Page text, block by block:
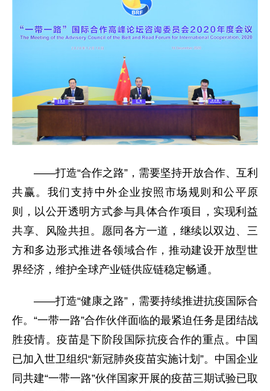
——打造“合作之路”，需要坚持开放合作、互利
共赢。我们支持中外企业按照市场规则和公平原
则，以公开透明方式参与具体合作项目，实现利益
共享、风险共担。愿同各方一道，继续以双边、三
方和多边形式推进各领域合作，推动建设开放型世
界经济，维护全球产业链供应链稳定畅通。
——打造“健康之路”，需要持续推进抗疫国际合
作。“一带一路”合作伙伴面临的最紧迫任务是团结战
胜疫情。疫苗是下阶段国际抗疫合作的重点。中国
已加入世卫组织“新冠肺炎疫苗实施计划”。中国企业
同共建“一带一路”伙伴国家开展的疫苗三期试验已取